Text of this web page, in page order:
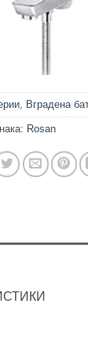
, Вградена
Rosan